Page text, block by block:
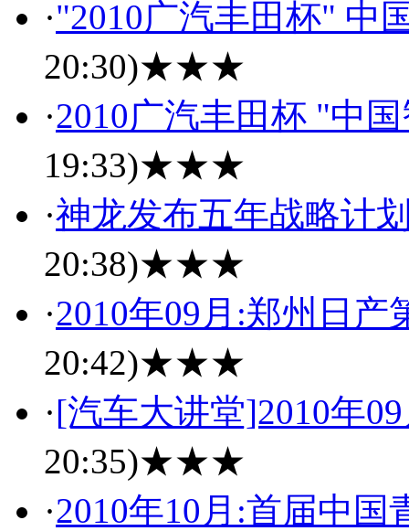
·"2010广汽丰田杯" 中
20:30)★★★
·2010广汽丰田杯 "中
19:33)★★★
·神龙发布五年战略计
20:38)★★★
·2010年09月:郑州日产
20:42)★★★
·[汽车大讲堂]2010年
20:35)★★★
·2010年10月:首届中国